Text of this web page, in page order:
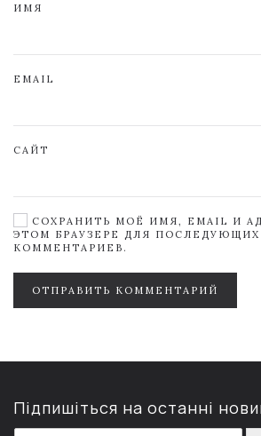
ИМЯ
EMAIL
САЙТ
СОХРАНИТЬ МОЁ ИМЯ, EMAIL И
ЭТОМ БРАУЗЕРЕ ДЛЯ
КОММЕНТАРИЕВ.
ОТПРАВИТЬ КОММЕНТАРИЙ
Підпишіться на останні